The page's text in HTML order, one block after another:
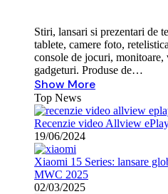
Stiri, lansari si prezentari de
tablete, camere foto,
console de jocuri,
gadgeturi. Produse de…
Show More
Top News
Recenzie video Allview
19/06/2024
Xiaomi 15 Series: lansare
MWC 2025
02/03/2025